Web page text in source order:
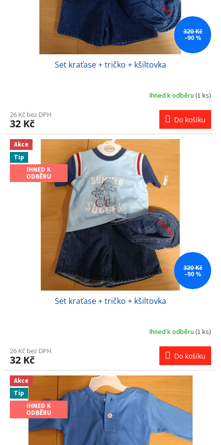
320 Kč
–90 %
Set kraťase + tričko + kšiltovka
Ihned k odběru (1 ks)
26 Kč bez DPH
32 Kč Do košíku
Akce
Tip
IHNED K
ODBĚRU
320 Kč
–90 %
Set kraťase + tričko + kšiltovka
Ihned k odběru (1 ks)
26 Kč bez DPH
32 Kč Do košíku
Akce
Tip
IHNED K
ODBĚRU